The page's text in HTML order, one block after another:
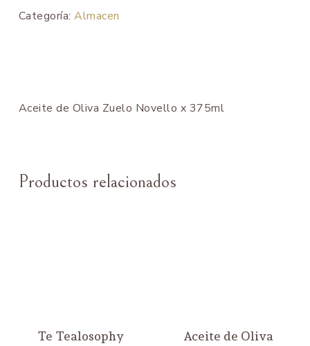
Categoría:Almacen
Aceite de Oliva Zuelo Novello x 375ml
Productos relacionados
Te Tealosophy
Aceite de Oliva